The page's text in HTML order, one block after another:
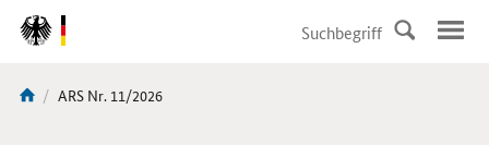
DirektZu:
Navigation
Sie
Aktuelle
ARS Nr. 11/2026